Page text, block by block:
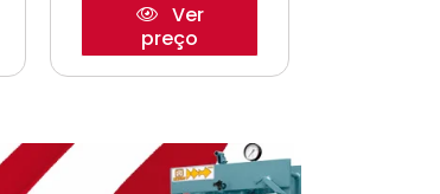
Ver
preço